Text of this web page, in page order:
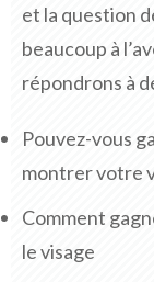
et la question
beaucoup à
répondrons à
Pouvez-vous
montrer votre
Comment
le visage